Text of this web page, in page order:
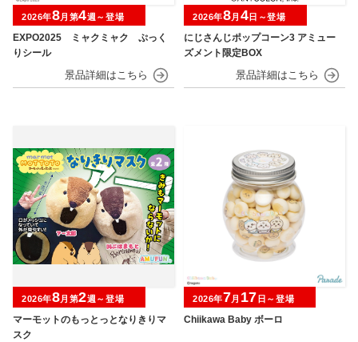
EXPO2025 ミャクミャク ぷっく
りシール
2026年8月第4週～登場
にじさんじポップコーン3 アミュー
ズメント限定BOX
2026年8月 4日～登場
マーモットのもっとっとなりきりマ
スク
2026年8月第2週～登場
Chiikawa Baby ボーロ
2026年7月 17 日～登場